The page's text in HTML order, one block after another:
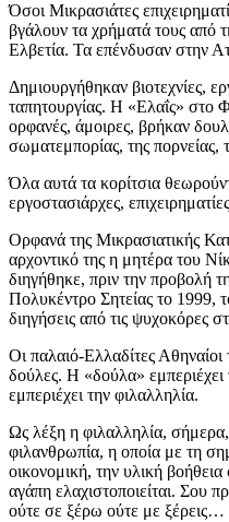
Όσοι Μικρασιάτες
βγάλουν τα χρήματά τους
Ελβετία. Τα επένδυσαν στην
Δημιουργήθηκαν βιοτεχνίες,
ταπητουργίας. Η «Ελαΐς» στο
ορφανές, άμοιρες, βρήκαν
σωματεμπορίας, της πορνείας,
Όλα αυτά τα κορίτσια
εργοστασιάρχες,
Ορφανά της Μικρασιατικής
αρχοντικό της η μητέρα του
διηγήθηκε, πριν την προβολή
Πολυκέντρο Σητείας το 1999,
διηγήσεις από τις ψυχοκόρες
Οι παλαιό-Ελλαδίτες
δούλες. Η «δούλα»
εμπεριέχει την φιλαλληλία.
Ως λέξη η φιλαλληλία, σήμερα,
φιλανθρωπία, η οποία με τη
οικονομική, την υλική
αγάπη ελαχιστοποιείται. Σου
ούτε σε ξέρω ούτε με ξέρεις…